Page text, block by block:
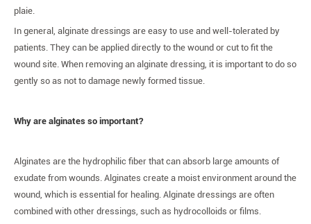
plaie.
In general, alginate dressings are easy to use and well-tolerated by
patients. They can be applied directly to the wound or cut to fit the
wound site. When removing an alginate dressing, it is important to do so
gently so as not to damage newly formed tissue.
Why are alginates so important?
Alginates are the hydrophilic fiber that can absorb large amounts of
exudate from wounds. Alginates create a moist environment around the
wound, which is essential for healing. Alginate dressings are often
combined with other dressings, such as hydrocolloids or films.